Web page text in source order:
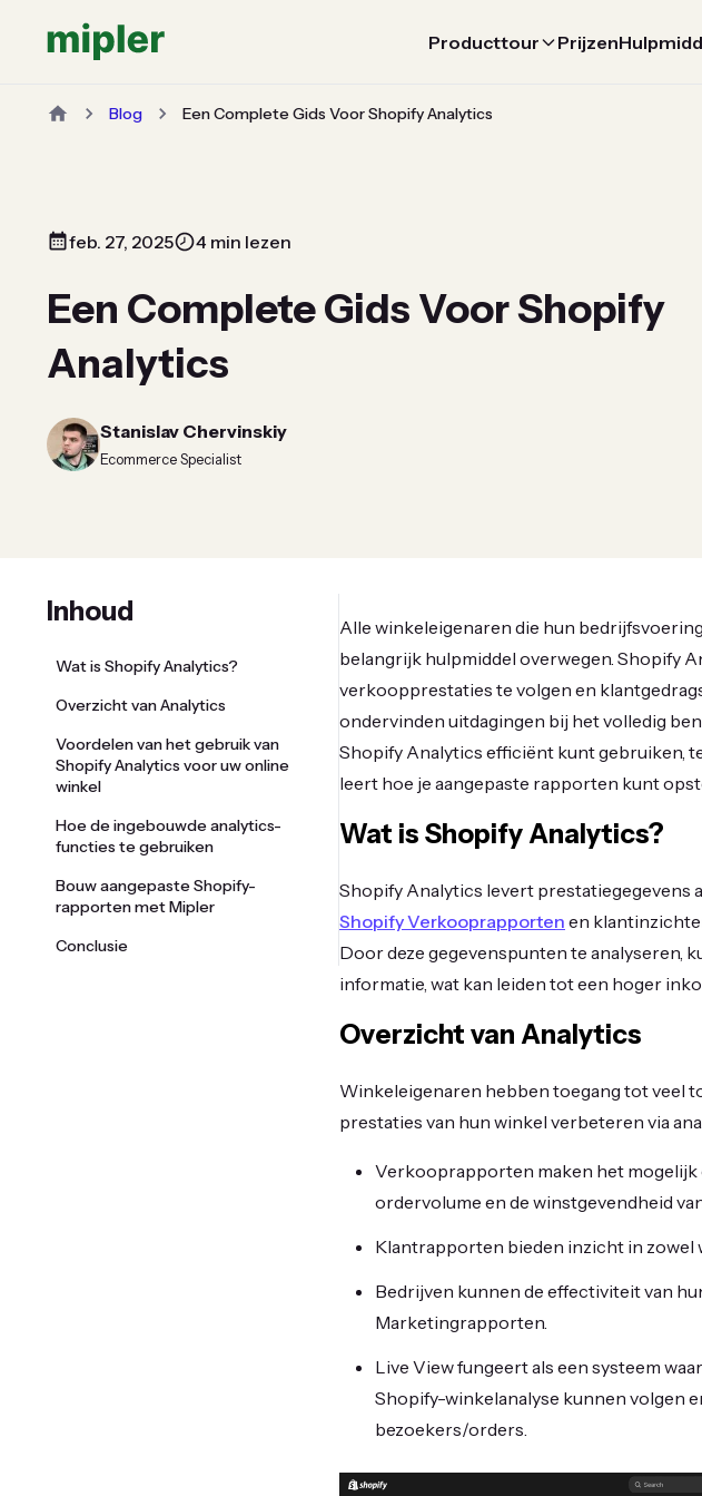
Producttour Prijzen
Blog Een Complete Gids Voor Shopify Analytics
feb. 27, 2025 4 min lezen
Een Complete Gids Voor Shopify
Analytics
Stanislav Chervinskiy
Ecommerce Specialist
Inhoud
Wat is Shopify Analytics?
Overzicht van Analytics
Voordelen van het gebruik van
Shopify Analytics voor uw online
winkel
Hoe de ingebouwde analytics-
functies te gebruiken
Bouw aangepaste Shopify-
rapporten met Mipler
Conclusie
Alle winkeleigenaren die hun
belangrijk hulpmiddel overwegen. Shopify
verkoopprestaties te volgen en
ondervinden uitdagingen bij het volledig
Shopify Analytics efficiënt kunt gebruiken,
leert hoe je aangepaste rapporten kunt
Wat is Shopify Analytics?
Shopify Analytics levert prestatiegegevens
Shopify Verkooprapporten en
Door deze gegevenspunten te analyseren,
informatie, wat kan leiden tot een hoger
Overzicht van Analytics
Winkeleigenaren hebben toegang tot veel
prestaties van hun winkel verbeteren via
Verkooprapporten maken het
ordervolume en de winstgevendheid
Klantrapporten bieden inzicht in zowel
Bedrijven kunnen de effectiviteit van
Marketingrapporten.
Live View fungeert als een systeem
Shopify-winkelanalyse kunnen volgen
bezoekers/orders.